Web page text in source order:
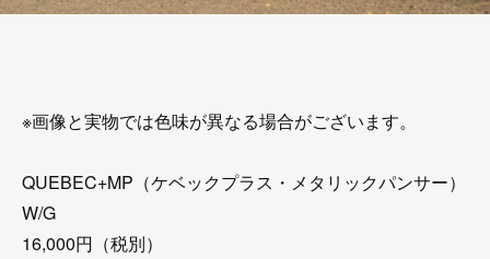
※画像と実物では色味が異なる場合がございます。
QUEBEC+MP（ケベックプラス・メタリックパンサー）
W/G
16,000円（税別）